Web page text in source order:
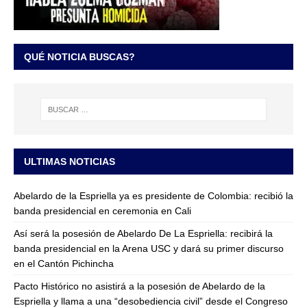
QUÉ NOTICIA BUSCAS?
ULTIMAS NOTICIAS
Abelardo de la Espriella ya es presidente de Colombia: recibió la
banda presidencial en ceremonia en Cali
Así será la posesión de Abelardo De La Espriella: recibirá la
banda presidencial en la Arena USC y dará su primer discurso
en el Cantón Pichincha
Pacto Histórico no asistirá a la posesión de Abelardo de la
Espriella y llama a una “desobediencia civil” desde el Congreso